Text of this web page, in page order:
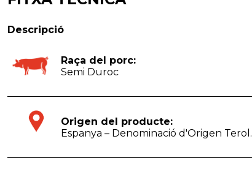
Descripció
Raça del porc:
Semi Duroc
Origen del producte:
Espanya – Denominació d'Origen Terol.